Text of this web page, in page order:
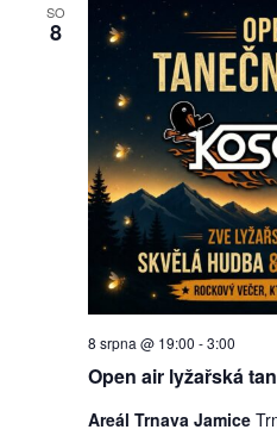
SO
8
Open air lyžařská
8 srpna @ 19:00 -3:00
Areál Trnava Jamice